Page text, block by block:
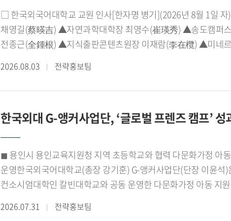
탐험' 등 한국외대만의 특색을 살린 프로그램이 마련됐다.이와
탐방, 인근 초등학생들과 함께하는 미니 운동회, 떡박물관과 뮤
활동을 통해 참가 학생들은 한국의 언어와 문화를 자연스럽게
KFL학부 안정민 교수는 "학생들이 한국어와 한국 문화를 배우는
서로를 이해하고 우정을 쌓는 뜻깊은 시간이 되길 바란다"고 말
□ 한국외국어대학교 교원 인사[한자명 병기](2026년 8월 1일
채영길(蔡暎吉) ▲자연과학대학장 최영수(崔瑛秀) ▲송도캠퍼
전종근(全鍾根) ▲지식출판콘텐츠원장 이재람(李在欖) ▲미네
Global Hall 학사장 송예림(宋藝林)) ▲세계민속박물관장 김원
▲일본연구소장 이창민(李昌玟) ▲철학문화연구소장 김원명(
송도캠퍼스운영본부 부본부장 겸 글로벌바이오 비즈니스융합학부 준비위원장 고동우(高東佑) ▲미네르바대학
(林소라)
2026.08.03 전략홍보팀
한국외대 G-앵커사업단, ‘글로벌 프렌즈 캠프’ 성
◼ 용인시 용인교육지원청 지역 초등학교와 협력 다문화가정 아동들에 언어교육, 심리지원 프로그램
운영한국외국어대학교(총장 강기훈) G-앵커사업단(단장 이윤석
컨소시엄대학인 칼빈대학교와 공동 운영한 다문화가정 아동 지
용인교육지원청, 지역 초등학교, 대학이 함께 추진한 캠프 운영
2026.07.31 전략홍보팀